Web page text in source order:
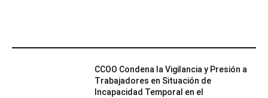
CCOO Condena la Vigilancia y Presión a
Trabajadores en Situación de
Incapacidad Temporal en el